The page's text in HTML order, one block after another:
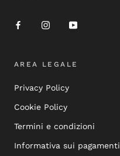
AREA LEGALE
Privacy Policy
Cookie Policy
Termini e condizioni
Informativa sui pagamenti